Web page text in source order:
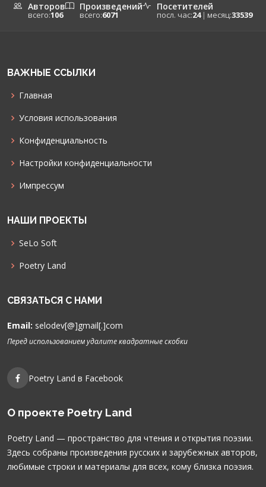
Авторов
всего:106
Произведений
всего:6071
Посетителей
посл. час:24 | месяц:33539
ВАЖНЫЕ ССЫЛКИ
Главная
Условия использования
Конфиденциальность
Настройки конфиденциальности
Импрессум
НАШИ ПРОЕКТЫ
SeLo Soft
Poetry Land
СВЯЗАТЬСЯ С НАМИ
Email: selodev[@]gmail[.]com
Перед использованием удалите квадратные скобки
Poetry Land в Facebook
О проекте Poetry Land
Poetry Land — пространство для чтения и открытия поэзии.
Здесь собраны произведения русских и зарубежных авторов,
любимые строки и материалы для всех, кому близка поэзия.